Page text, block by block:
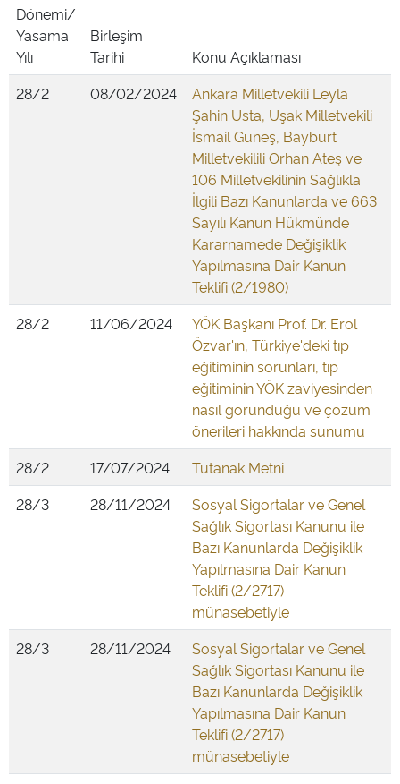
Dönemi/
Yasama
Yılı
Birleşim
Tarihi
Konu Açıklaması
28/2
08/02/2024
Ankara Milletvekili Leyla
Şahin Usta, Uşak Milletvekili
İsmail Güneş, Bayburt
Milletvekilili Orhan Ateş ve
106 Milletvekilinin Sağlıkla
İlgili Bazı Kanunlarda ve 663
Sayılı Kanun Hükmünde
Kararnamede Değişiklik
Yapılmasına Dair Kanun
Teklifi (2/1980)
28/2
11/06/2024
YÖK Başkanı Prof. Dr. Erol
Özvar'ın, Türkiye'deki tıp
eğitiminin sorunları, tıp
eğitiminin YÖK zaviyesinden
nasıl göründüğü ve çözüm
önerileri hakkında sunumu
28/2
17/07/2024
Tutanak Metni
28/3
28/11/2024
Sosyal Sigortalar ve Genel
Sağlık Sigortası Kanunu ile
Bazı Kanunlarda Değişiklik
Yapılmasına Dair Kanun
Teklifi (2/2717)
münasebetiyle
28/3
28/11/2024
Sosyal Sigortalar ve Genel
Sağlık Sigortası Kanunu ile
Bazı Kanunlarda Değişiklik
Yapılmasına Dair Kanun
Teklifi (2/2717)
münasebetiyle